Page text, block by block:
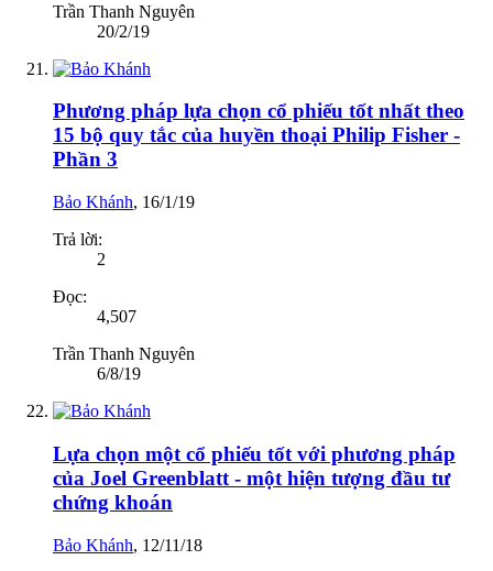
Trần Thanh Nguyên
20/2/19
Phương pháp lựa chọn cổ phiếu tốt nhất theo
15 bộ quy tắc của huyền thoại Philip Fisher -
Phần 3
Bảo Khánh, 16/1/19
Trả lời:
2
Đọc:
4,507
Trần Thanh Nguyên
6/8/19
Lựa chọn một cổ phiếu tốt với phương pháp
của Joel Greenblatt - một hiện tượng đầu tư
chứng khoán
Bảo Khánh, 12/11/18